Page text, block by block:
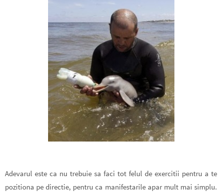
Adevarul este ca nu trebuie sa faci tot felul de exercitii pentru a te
pozitiona pe directie, pentru ca manifestarile apar mult mai simplu.